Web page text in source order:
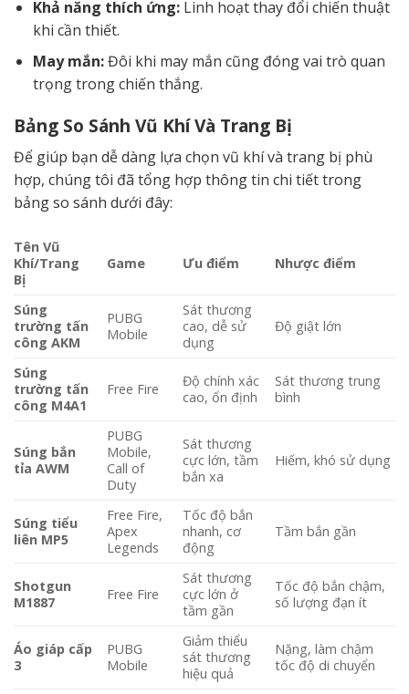
Khả năng thích ứng:Linh hoạt thay đổi chiến thuật
khi cần thiết.
May mắn:Đôi khi may mắn cũng đóng vai trò quan
trọng trong chiến thắng.
Bảng So Sánh Vũ Khí Và Trang Bị
Để giúp bạn dễ dàng lựa chọn vũ khí và trang bị phù
hợp, chúng tôi đã tổng hợp thông tin chi tiết trong
bảng so sánh dưới đây:
Tên Vũ
Khí/Trang
Bị
Game Ưu điểm Nhược điểm
Súng
trường tấn
công AKM
PUBG
Mobile
Sát thương
cao, dễ sử
dụng
Độ giật lớn
Súng
trường tấn
công M4A1
Free Fire
Độ chính xác
cao, ổn định
Sát thương trung
bình
Súng bắn
tỉa AWM
PUBG
Mobile,
Call of
Duty
Sát thương
cực lớn, tầm
bắn xa
Hiếm, khó sử dụng
Súng tiểu
liên MP5
Free Fire,
Apex
Legends
Tốc độ bắn
nhanh, cơ
động
Tầm bắn gần
Shotgun
M1887
Free Fire
Sát thương
cực lớn ở
tầm gần
Tốc độ bắn chậm,
số lượng đạn ít
Áo giáp cấp
3
PUBG
Mobile
Giảm thiểu
sát thương
hiệu quả
Nặng, làm chậm
tốc độ di chuyển